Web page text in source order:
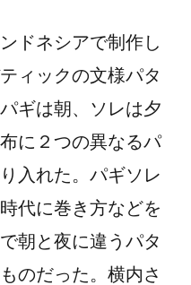
ドネシアで制作し
ィックの文様パタ
ギは朝、ソレは夕
に２つの異なるパ
入れた。パギソレ
代に巻き方などを
朝と夜に違うパタ
のだった。横内さ